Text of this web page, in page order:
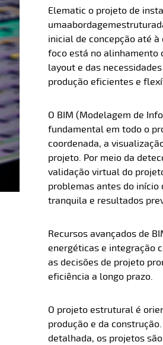
Elematic o projeto de
umaabordagem
inicial de concepção até
foco está no alinhamento
layout e das
produção eficientes e
O BIM (Modelagem de
fundamental em todo o
coordenada, a
projeto. Por meio da
validação virtual do
problemas antes do início
tranquila e resultados
Recursos avançados de
energéticas e integração
as decisões de projeto
eficiência a longo prazo.
O projeto estrutural é
produção e da
detalhada, os projetos